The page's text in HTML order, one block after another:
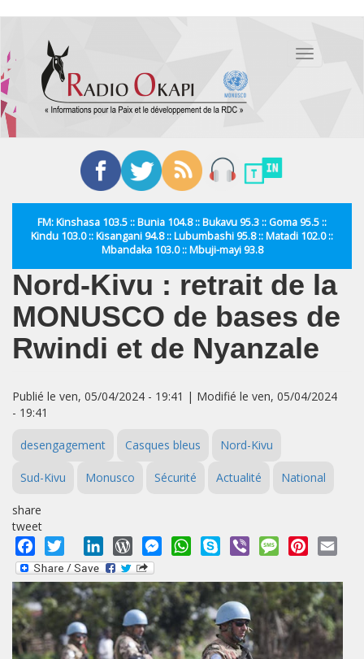
contenu
principal
Toggle
FM: Kinshasa 103.5 :: Bunia 104.8 :: Bukavu 95.3 :: Goma 95.5 ::
Kindu 103.0 :: Kisangani 94.8 :: Lubumbashi 95.8 :: Matadi 102.0 ::
Mbandaka 103.0 :: Mbuji-mayi 93.8
Nord-Kivu : retrait de la
MONUSCO de bases de
Rwindi et de Nyanzale
Publié le ven, 05/04/2024 - 19:41 | Modifié le ven, 05/04/2024
- 19:41
desengagement Casques bleus Nord-Kivu
Sud-Kivu Monusco Sécurité Actualité National
share
tweet
Facebook
Twitter LinkedInWordPressMessengerWhatsApp
Skype Viber MessagePinterest